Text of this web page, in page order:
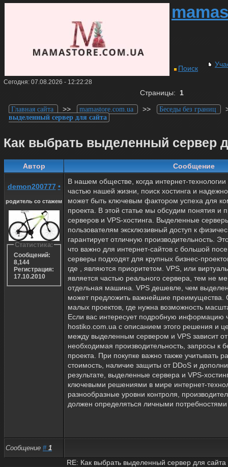
Поиск
Сегодня: 07.08.2026 - 12:22:28
Страницы: 1
Главная сайта >> mamastore.com.ua >> Беседы без границ
выделенный сервер для сайта
Как выбрать выделенный сервер
Автор Сообщение
demon200777 •
родитель со стажем
Статистика:
Сообщений:
8,144
Регистрация:
17.10.2010
В нашем обществе, когда интернет-
частью нашей жизни, поиск хостинга и
может быть ключевым фактором успеха для
проекта. В этой статье мы обсудим понятия и
серверов и VPS-хостинга. Выделенные
пользователям эксклюзивный доступ к
гарантирует отличную производительность.
что важно для интернет-сайтов с большой
серверы подходят для крупных бизнес-
где , являются приоритетом. VPS, или
является частью реального сервера, тем не
отдельная машина. VPS дешевле, чем
может предложить важнейшие преимущества.
малых проектов, где нужна возможность
Если вас интересует подробную информацию
hostiko.com.ua с описанием этого решения и
между выделенным сервером и VPS зависит
необходимая производительность, запросы к
проекта. При покупке важно также учитывать
стоимость, наличие защиты от DDoS и
результате, выделенные сервера и VPS-
ключевыми решениями в мире интернет-
разнообразные уровни контроля,
должен определяться личными
Сообщение # 1
RE: Как выбрать выделенный сервер для сайта